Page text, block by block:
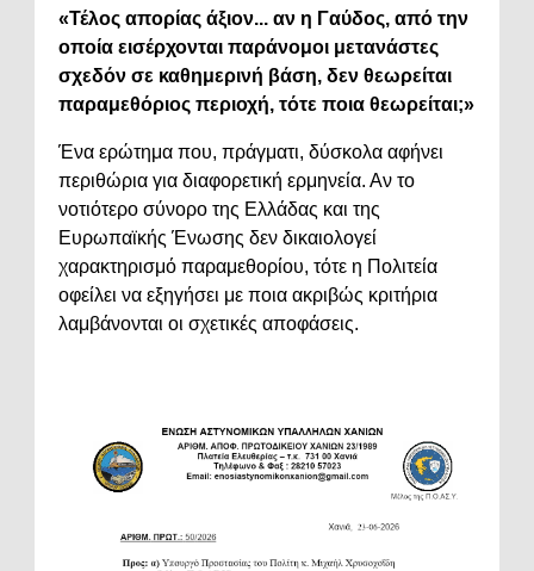
«Τέλος απορίας άξιον... αν η Γαύδος, από την
οποία εισέρχονται παράνομοι μετανάστες
σχεδόν σε καθημερινή βάση, δεν θεωρείται
παραμεθόριος περιοχή, τότε ποια θεωρείται;»
Ένα ερώτημα που, πράγματι, δύσκολα αφήνει
περιθώρια για διαφορετική ερμηνεία. Αν το
νοτιότερο σύνορο της Ελλάδας και της
Ευρωπαϊκής Ένωσης δεν δικαιολογεί
χαρακτηρισμό παραμεθορίου, τότε η Πολιτεία
οφείλει να εξηγήσει με ποια ακριβώς κριτήρια
λαμβάνονται οι σχετικές αποφάσεις.